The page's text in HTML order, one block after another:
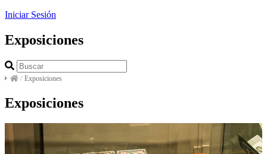
Iniciar Sesión
Exposiciones
/ Exposiciones
Exposiciones